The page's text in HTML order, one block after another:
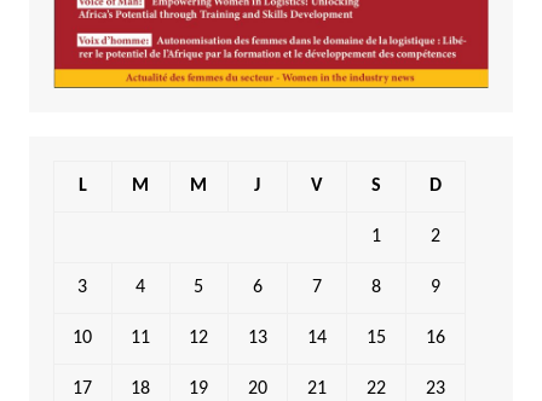
L M M J V S D
1 2
3 4 5 6 7 8 9
10 11 12 13 14 15 16
17 18 19 20 21 22 23